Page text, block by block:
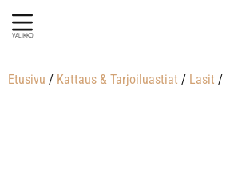
VALIKKO
Etusivu / Kattaus & Tarjoiluastiat / Lasit /